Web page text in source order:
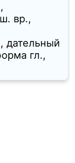
вр.,
дательный
гл.,